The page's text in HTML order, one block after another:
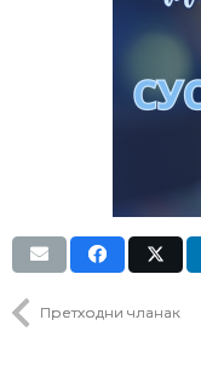
Претходни чланак